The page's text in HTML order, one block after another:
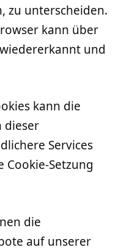
zu unterscheiden.
kann über
und
kann die
dieser
Services
Setzung
die
auf unserer